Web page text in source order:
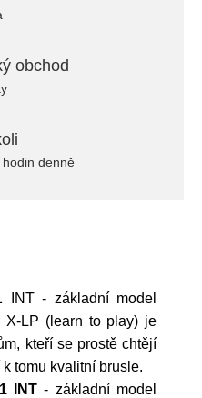
obchod
denně
INT - základní model
X-LP (learn to play) je
kteří se prostě chtějí
tomu kvalitní brusle.
INT - základní model